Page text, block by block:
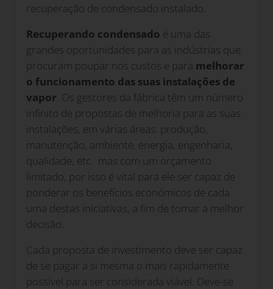
recuperação de condensado instalado.
Recuperando condensado é uma das
grandes oportunidades para as indústrias que
procuram poupar nos custos e para melhorar
o funcionamento das suas instalações de
vapor . Os gestores da fábrica têm um número
infinito de propostas de melhoria para as suas
instalações, em várias áreas: produção,
manutenção, ambiente, energia, engenharia,
qualidade, etc.
mas com um orçamento
limitado, por isso é vital para ele ser capaz de
ponderar os benefícios económicos de cada
uma destas iniciativas, a fim de tomar a melhor
decisão.
Cada proposta de investimento deve ser capaz
de se pagar a si mesma o mais rapidamente
possível para ser considerada viável. Deve-se